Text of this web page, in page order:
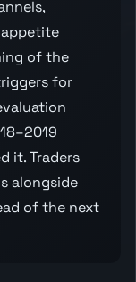
of the
for
it. Traders
alongside
of the next